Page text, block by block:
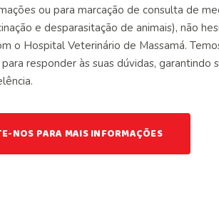
ou para marcação de consulta de
e desparasitação de animais), não
o Hospital Veterinário de Massamá.
responder às suas dúvidas, garantindo
NOS PARA MAIS INFORMAÇÕES